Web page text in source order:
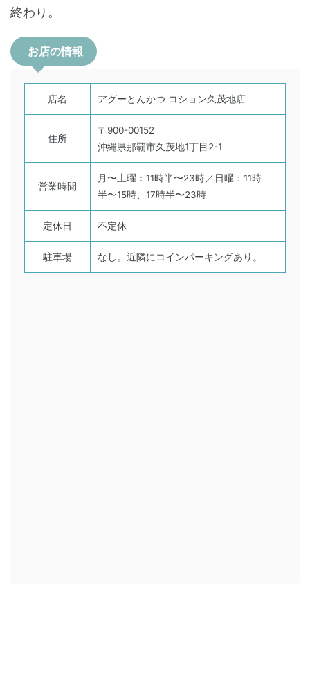
終わり。
お店の情報
店名 アグーとんかつ コション久茂地店
住所
〒900-00152
沖縄県那覇市久茂地1丁目2-1
営業時間
月〜土曜：11時半〜23時／日曜：11時
半〜15時、17時半〜23時
定休日 不定休
駐車場 なし。近隣にコインパーキングあり。